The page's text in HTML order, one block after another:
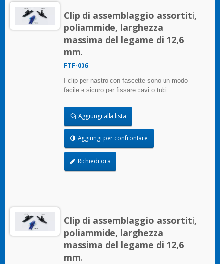
Clip di assemblaggio assortiti,
poliammide, larghezza
massima del legame di 12,6
mm.
FTF-006
I clip per nastro con fascette sono un modo
facile e sicuro per fissare cavi o tubi
Aggiungi alla lista
Aggiungi per confrontare
Richiedi ora
Clip di assemblaggio assortiti,
poliammide, larghezza
massima del legame di 12,6
mm.